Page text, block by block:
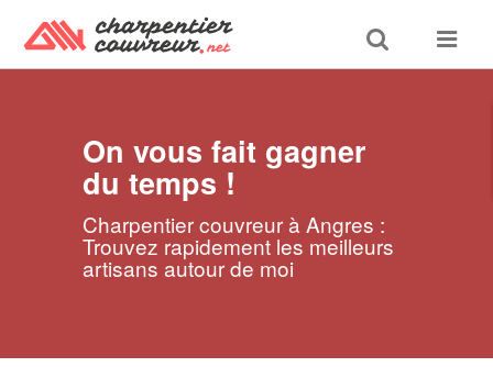
Toggle
search
Toggle
On vous fait gagner
du temps !
Charpentier couvreur à Angres :
Trouvez rapidement les meilleurs
artisans autour de moi